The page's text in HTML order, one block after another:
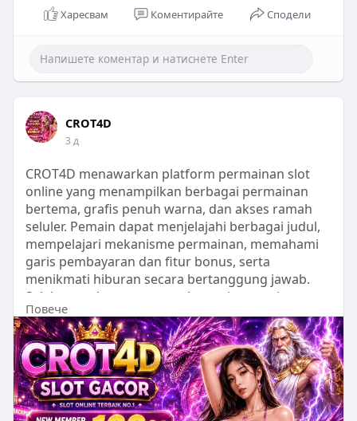
Харесвам Коментирайте Сподели
CROT4D
3 д
CROT4D menawarkan platform permainan slot
online yang menampilkan berbagai permainan
bertema, grafis penuh warna, dan akses ramah
seluler. Pemain dapat menjelajahi berbagai judul,
mempelajari mekanisme permainan, memahami
garis pembayaran dan fitur bonus, serta
menikmati hiburan secara bertanggung jawab.
Selalu tetapkan anggaran, bermain sesuai
kemampuan Anda, dan perlakukan perjudian
sebagai hiburan.
Click here to visit official site:
http://btcflashtool.org/
Повече